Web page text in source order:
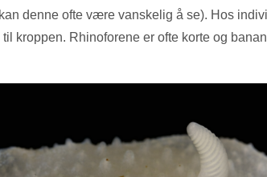
denne ofte være vanskelig å se). Hos
kroppen. Rhinoforene er ofte korte og